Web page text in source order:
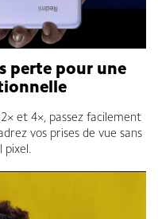
perte pour une
et 4×, passez facilement
vos prises de vue sans
pixel.